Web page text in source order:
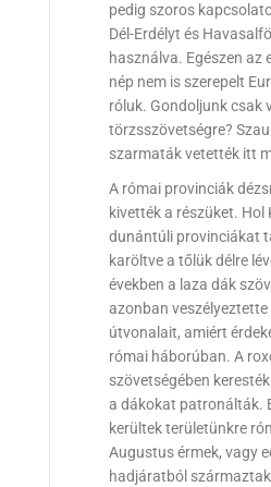
pedig szoros
Dél-Erdélyt és
használva. Egészen az
nép nem is szerepelt
róluk. Gondoljunk csak
törzsszövetségre?
szarmaták vetették itt
A római provinciák
kivették a részüket. Hol
dunántúli provinciákat
karöltve a tőlük délre
években a laza dák
azonban
útvonalait, amiért
római háborúban. A
szövetségében
a dákokat patronálták.
kerültek területünkre
Augustus érmek, vagy
hadjáratból